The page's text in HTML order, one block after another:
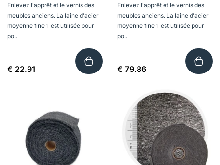
Enlevez l'apprêt et le vernis des
meubles anciens. La laine d'acier
moyenne fine 1 est utilisée pour
po..
€ 22.91
Enlevez l'apprêt et le vernis des
meubles anciens. La laine d'acier
moyenne fine 1 est utilisée pour
po..
€ 79.86